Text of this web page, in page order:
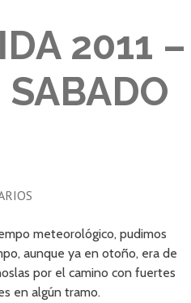
2011 –
meteorológico, pudimos
aunque ya en otoño, era de
por el camino con fuertes
en algún tramo.